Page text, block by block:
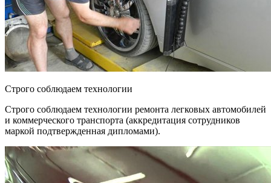
Строго соблюдаем технологии
Строго соблюдаем технологии ремонта легковых автомобилей
и коммерческого транспорта (аккредитация сотрудников
маркой подтвержденная дипломами).